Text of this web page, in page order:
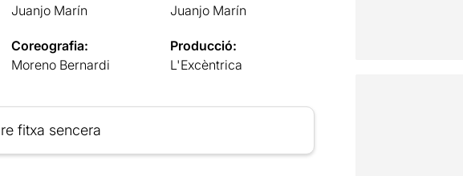
Juanjo Marín
Juanjo Marín
Coreografia:
Moreno Bernardi
Producció:
L'Excèntrica
fitxa sencera